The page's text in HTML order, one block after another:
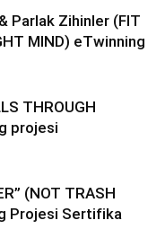
Parlak Zihinler (FIT
MIND) eTwinning
THROUGH
projesi
(NOT TRASH
Projesi Sertifika